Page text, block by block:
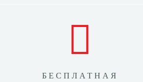
БЕСПЛАТНАЯ